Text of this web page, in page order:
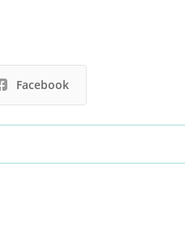
Facebook